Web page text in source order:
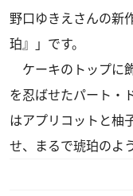
野口ゆきえさんの新
珀』」です。
ケーキのトップに
を忍ばせたパート・
はアプリコットと柚
せ、まるで琥珀のよ